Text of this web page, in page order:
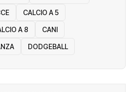
CALCIO A 5
A 8 CANI
DODGEBALL